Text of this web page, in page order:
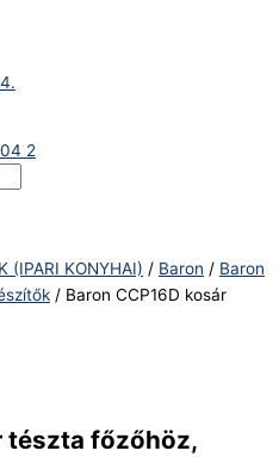
(IPARI KONYHAI) / Baron / Baron
/ Baron CCP16D kosár
tészta főzőhöz,